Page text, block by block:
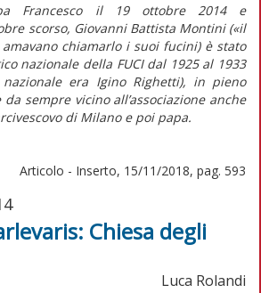
Francesco il 19 ottobre 2014 e
scorso, Giovanni Battista Montini («il
amavano chiamarlo i suoi fucini) è stato
nazionale della FUCI dal 1925 al 1933
era Igino Righetti), in pieno
sempre vicino all’associazione anche
di Milano e poi papa.
Articolo - Inserto, 15/11/2018, pag. 593
Chiesa degli
Luca Rolandi